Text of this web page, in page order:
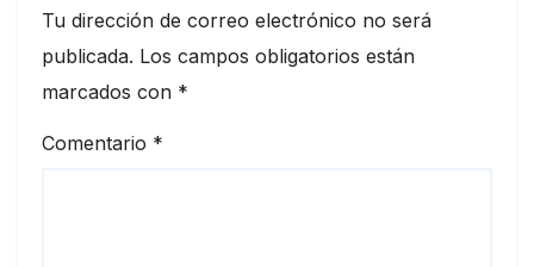
Tu dirección de correo electrónico no será
publicada. Los campos obligatorios están
marcados con *
Comentario *